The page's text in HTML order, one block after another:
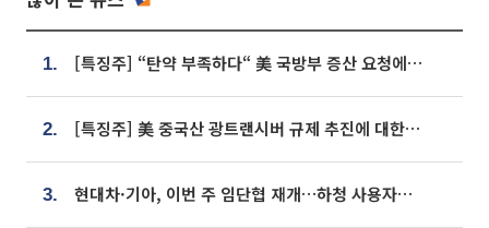
1. [특징주] “탄약 부족하다“ 美 국방부 증산 요청에⋯국내 방산주 급등세
2. [특징주] 美 중국산 광트랜시버 규제 추진에 대한광통신 등 광통신株 강세
3. 현대차·기아, 이번 주 임단협 재개…하청 사용자성 재심도 ‘변수’